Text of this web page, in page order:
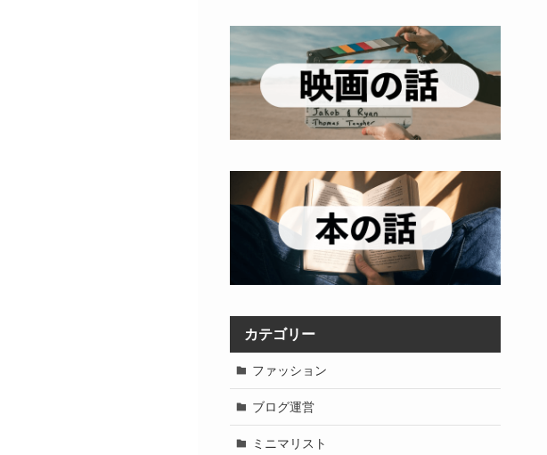
カテゴリー
ファッション
ブログ運営
ミニマリスト